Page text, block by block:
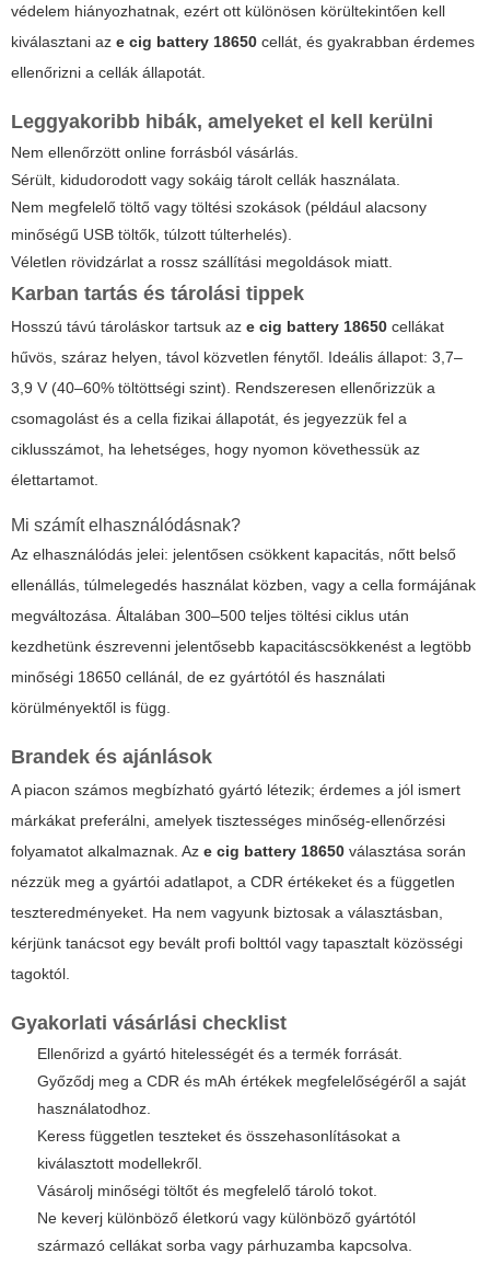
védelem hiányozhatnak, ezért ott különösen körültekintően kell
kiválasztani az e cig battery 18650 cellát, és gyakrabban érdemes
ellenőrizni a cellák állapotát.
Leggyakoribb hibák, amelyeket el kell kerülni
Nem ellenőrzött online forrásból vásárlás.
Sérült, kidudorodott vagy sokáig tárolt cellák használata.
Nem megfelelő töltő vagy töltési szokások (például alacsony
minőségű USB töltők, túlzott túlterhelés).
Véletlen rövidzárlat a rossz szállítási megoldások miatt.
Karban tartás és tárolási tippek
Hosszú távú tároláskor tartsuk az e cig battery 18650 cellákat
hűvös, száraz helyen, távol közvetlen fénytől. Ideális állapot: 3,7–
3,9 V (40–60% töltöttségi szint). Rendszeresen ellenőrizzük a
csomagolást és a cella fizikai állapotát, és jegyezzük fel a
ciklusszámot, ha lehetséges, hogy nyomon követhessük az
élettartamot.
Mi számít elhasználódásnak?
Az elhasználódás jelei: jelentősen csökkent kapacitás, nőtt belső
ellenállás, túlmelegedés használat közben, vagy a cella formájának
megváltozása. Általában 300–500 teljes töltési ciklus után
kezdhetünk észrevenni jelentősebb kapacitáscsökkenést a legtöbb
minőségi 18650 cellánál, de ez gyártótól és használati
körülményektől is függ.
Brandek és ajánlások
A piacon számos megbízható gyártó létezik; érdemes a jól ismert
márkákat preferálni, amelyek tisztességes minőség-ellenőrzési
folyamatot alkalmaznak. Az e cig battery 18650 választása során
nézzük meg a gyártói adatlapot, a CDR értékeket és a független
teszteredményeket. Ha nem vagyunk biztosak a választásban,
kérjünk tanácsot egy bevált profi bolttól vagy tapasztalt közösségi
tagoktól.
Gyakorlati vásárlási checklist
Ellenőrizd a gyártó hitelességét és a termék forrását.
Győződj meg a CDR és mAh értékek megfelelőségéről a saját
használatodhoz.
Keress független teszteket és összehasonlításokat a
kiválasztott modellekről.
Vásárolj minőségi töltőt és megfelelő tároló tokot.
Ne keverj különböző életkorú vagy különböző gyártótól
származó cellákat sorba vagy párhuzamba kapcsolva.